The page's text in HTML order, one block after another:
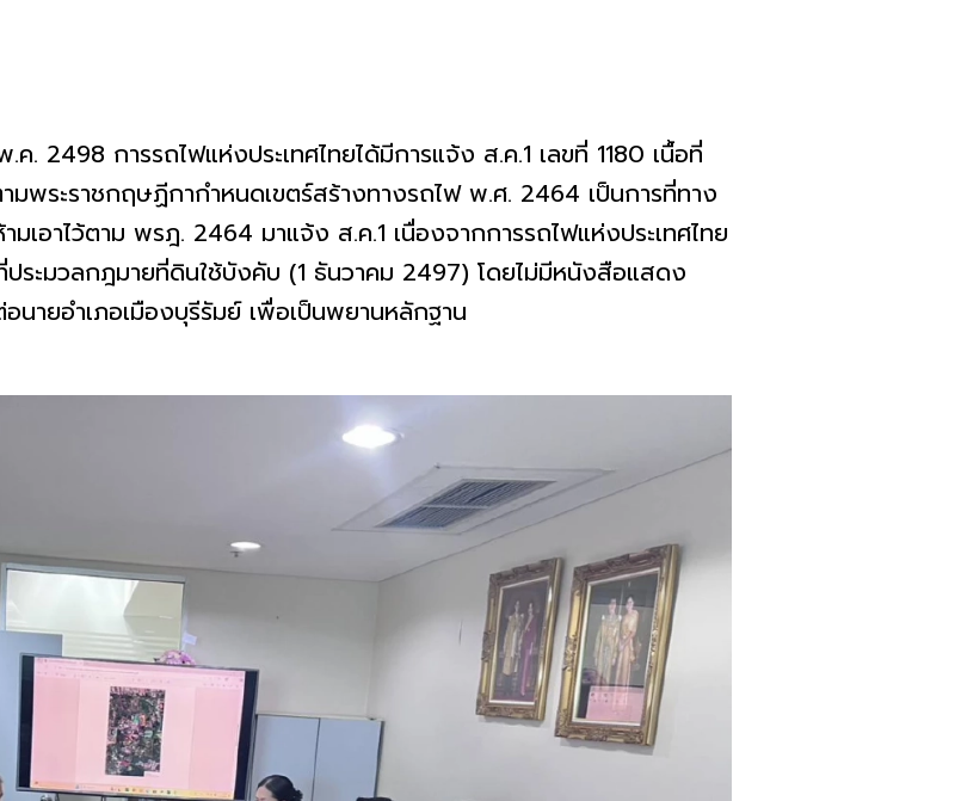
2498 การรถไฟแห่งประเทศไทยได้มีการแจ้ง ส.ค.1 เลขที่ 1180 เนื้อที่
พระราชกฤษฏีกากำหนดเขตร์สร้างทางรถไฟ พ.ศ. 2464 เป็นการที่ทาง
เอาไว้ตาม พรฎ. 2464 มาแจ้ง ส.ค.1 เนื่องจากการรถไฟแห่งประเทศไทย
ประมวลกฎมายที่ดินใช้บังคับ (1 ธันวาคม 2497) โดยไม่มีหนังสือแสดง
ายอำเภอเมืองบุรีรัมย์ เพื่อเป็นพยานหลักฐาน